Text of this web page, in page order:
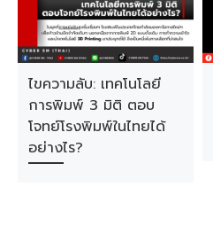
ไขความลับ: เทคโนโลยี
การพิมพ์ 3 มิติ ตอบ
โจทย์โรงพิมพ์ในไทยได้
อย่างไร?